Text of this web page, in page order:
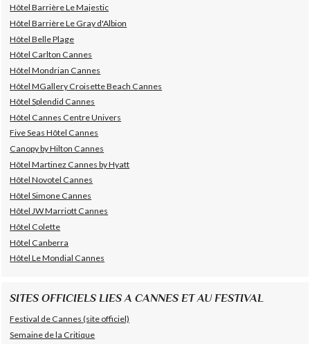
Hôtel Barrière Le Majestic
Hôtel Barrière Le Gray d'Albion
Hôtel Belle Plage
Hôtel Carlton Cannes
Hôtel Mondrian Cannes
Hôtel MGallery Croisette Beach Cannes
Hôtel Splendid Cannes
Hôtel Cannes Centre Univers
Five Seas Hôtel Cannes
Canopy by Hilton Cannes
Hôtel Martinez Cannes by Hyatt
Hôtel Novotel Cannes
Hôtel Simone Cannes
Hôtel JW Marriott Cannes
Hôtel Colette
Hôtel Canberra
Hôtel Le Mondial Cannes
SITES OFFICIELS LIES A CANNES ET AU FESTIVAL
Festival de Cannes (site officiel)
Semaine de la Critique